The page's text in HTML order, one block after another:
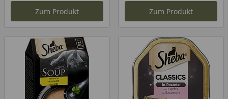
Zum Produkt Zum Produkt